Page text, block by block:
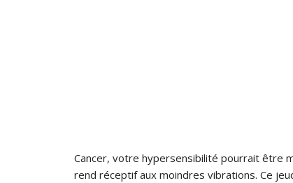
Cancer, votre hypersensibilité pourrait être
rend réceptif aux moindres vibrations. Ce